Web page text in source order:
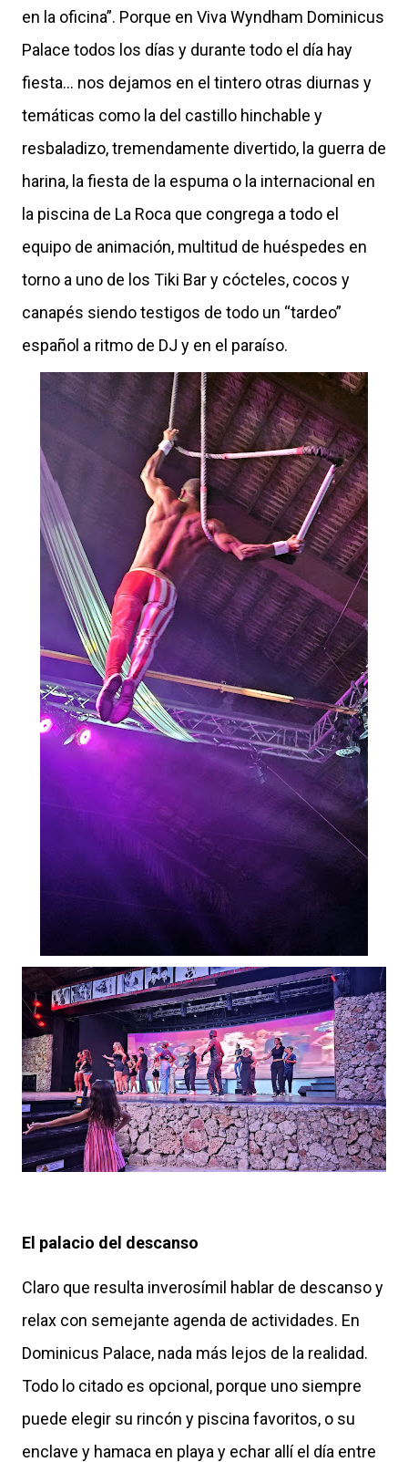
en la oficina”. Porque en Viva Wyndham Dominicus
Palace todos los días y durante todo el día hay
fiesta… nos dejamos en el tintero otras diurnas y
temáticas como la del castillo hinchable y
resbaladizo, tremendamente divertido, la guerra de
harina, la fiesta de la espuma o la internacional en
la piscina de La Roca que congrega a todo el
equipo de animación, multitud de huéspedes en
torno a uno de los Tiki Bar y cócteles, cocos y
canapés siendo testigos de todo un “tardeo”
español a ritmo de DJ y en el paraíso.
El palacio del descanso
Claro que resulta inverosímil hablar de descanso y
relax con semejante agenda de actividades. En
Dominicus Palace, nada más lejos de la realidad.
Todo lo citado es opcional, porque uno siempre
puede elegir su rincón y piscina favoritos, o su
enclave y hamaca en playa y echar allí el día entre